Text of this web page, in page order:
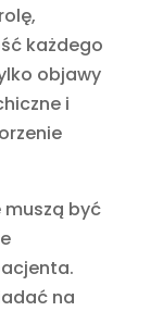
każdego
objawy
i
być
na